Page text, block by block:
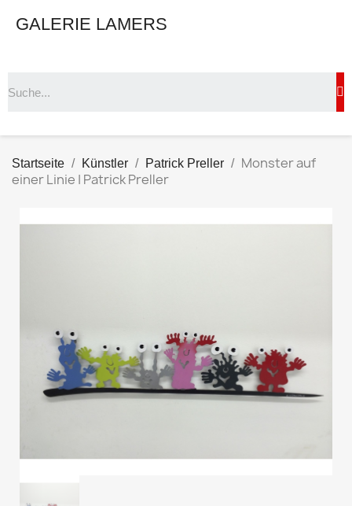
GALERIE LAMERS
Startseite Künstler Patrick Preller
Monster auf
einer Linie | Patrick Preller